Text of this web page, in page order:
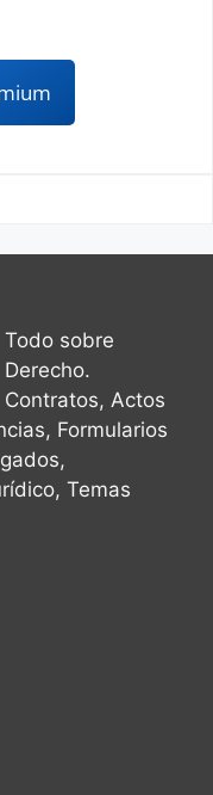
Todo sobre
Derecho.
Contratos, Actos
Formularios
Temas